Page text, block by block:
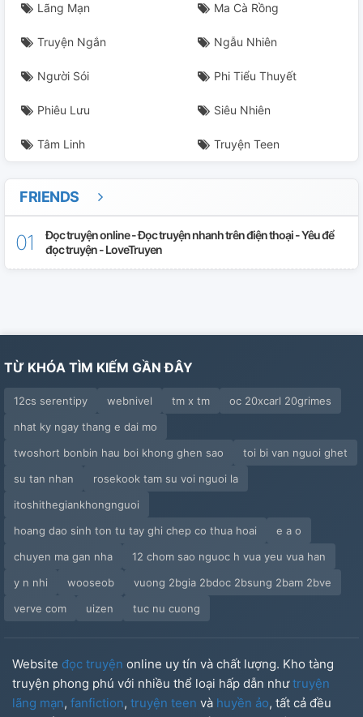
Lãng Mạn Ma Cà Rồng
Truyện Ngắn Ngẫu Nhiên
Người Sói Phi Tiểu Thuyết
Phiêu Lưu Siêu Nhiên
Tâm Linh Truyện Teen
FRIENDS
Đọc truyện online - Đọc truyện nhanh trên điện thoại - Yêu để
đọc truyện - LoveTruyen
TỪ KHÓA TÌM KIẾM GẦN ĐÂY
12cs serentipy webnivel tm x tm
oc 20xcarl 20grimes
nhat ky ngay thang e dai mo
twoshort bonbin hau boi khong ghen sao
toi bi van nguoi ghet
su tan nhan
rosekook tam su voi nguoi la
itoshithegiankhongnguoi
hoang dao sinh ton tu tay ghi chep co thua hoai
e a o
chuyen ma gan nha
12 chom sao nguoc h vua yeu vua han
y n nhi
wooseob
vuong 2bgia 2bdoc 2bsung 2bam 2bve
verve com
uizen tuc nu cuong
Website đọc truyện online uy tín và chất lượng. Kho tàng
truyện phong phú với nhiều thể loại hấp dẫn nhưtruyện
lãng mạn, fanfiction, truyện teen và huyền ảo, tất cả đều